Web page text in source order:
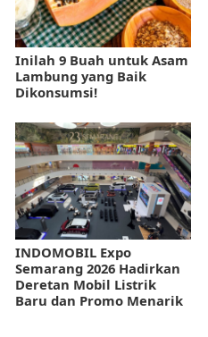
Inilah 9 Buah untuk Asam
Lambung yang Baik
Dikonsumsi!
INDOMOBIL Expo
Semarang 2026 Hadirkan
Deretan Mobil Listrik
Baru dan Promo Menarik